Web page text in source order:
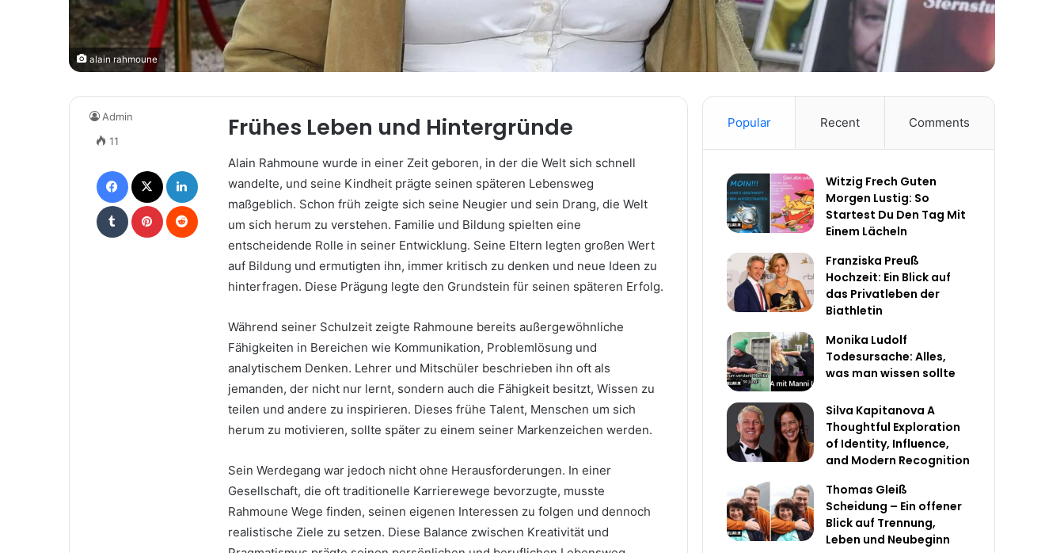
alain rahmoune
Frühes Leben und Hintergründe
Alain Rahmoune wurde in einer Zeit geboren, in der die Welt sich schnell
wandelte, und seine Kindheit prägte seinen späteren Lebensweg
maßgeblich. Schon früh zeigte sich seine Neugier und sein Drang, die Welt
um sich herum zu verstehen. Familie und Bildung spielten eine
entscheidende Rolle in seiner Entwicklung. Seine Eltern legten großen Wert
auf Bildung und ermutigten ihn, immer kritisch zu denken und neue Ideen zu
hinterfragen. Diese Prägung legte den Grundstein für seinen späteren Erfolg.
Während seiner Schulzeit zeigte Rahmoune bereits außergewöhnliche
Fähigkeiten in Bereichen wie Kommunikation, Problemlösung und
analytischem Denken. Lehrer und Mitschüler beschrieben ihn oft als
jemanden, der nicht nur lernt, sondern auch die Fähigkeit besitzt, Wissen zu
teilen und andere zu inspirieren. Dieses frühe Talent, Menschen um sich
herum zu motivieren, sollte später zu einem seiner Markenzeichen werden.
Sein Werdegang war jedoch nicht ohne Herausforderungen. In einer
Gesellschaft, die oft traditionelle Karrierewege bevorzugte, musste
Rahmoune Wege finden, seinen eigenen Interessen zu folgen und dennoch
realistische Ziele zu setzen. Diese Balance zwischen Kreativität und
Admin
11
Facebook LinkedIn
Tumblr Pinterest
Popular Recent Comments
Witzig Frech Guten
Morgen Lustig: So
Startest Du Den Tag Mit
Einem Lächeln
Franziska Preuß
Hochzeit: Ein Blick auf
das Privatleben der
Biathletin
Monika Ludolf
Todesursache: Alles,
was man wissen sollte
Silva Kapitanova A
Thoughtful Exploration
of Identity, Influence,
and Modern Recognition
Thomas Gleiß
Scheidung – Ein offener
Blick auf Trennung,
Leben und Neubeginn